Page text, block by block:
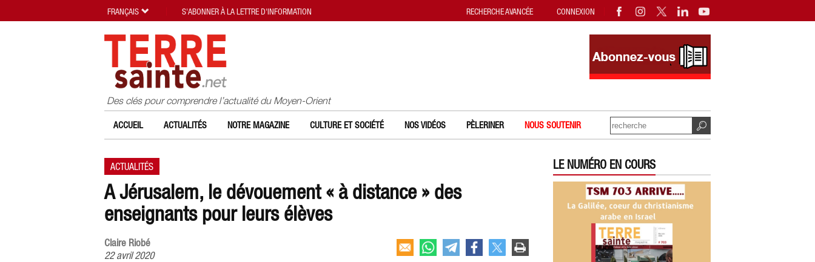
Des clés pour comprendre l’actualité du Moyen-Orient
ACCUEIL ACTUALITÉS NOTRE MAGAZINE CULTURE ET SOCIÉTÉ NOS VIDÉOS PÈLERINER NOUS SOUTENIR
ACTUALITÉS
A Jérusalem, le dévouement « à distance » des
enseignants pour leurs élèves
Claire Riobé
22 avril 2020
LE NUMÉRO EN COURS
RECHERCHE AVANCÉE CONNEXION
FRANÇAIS S'ABONNER À LA LETTRE D'INFORMATION